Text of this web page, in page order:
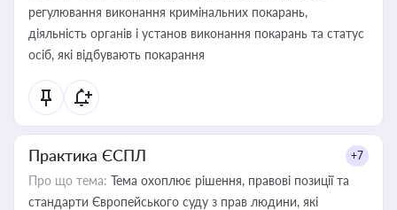
регулювання виконання кримінальних покарань,
діяльність органів і установ виконання покарань та статус
осіб, які відбувають покарання
Практика ЄСПЛ +7
Про що тема: Тема охоплює рішення, правові позиції та
стандарти Європейського суду з прав людини, які